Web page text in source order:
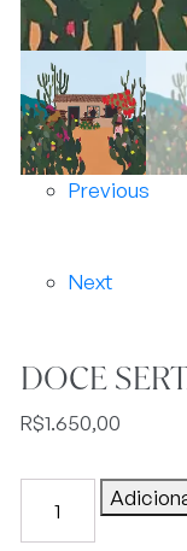
Previous
Next
DOCE
R$1.650,00
SERTAO